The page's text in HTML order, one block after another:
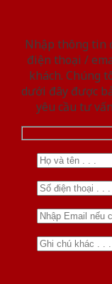
Nhập thông tin
điện thoại /
khách. Chúng
dưới đây được
yêu cầu tư